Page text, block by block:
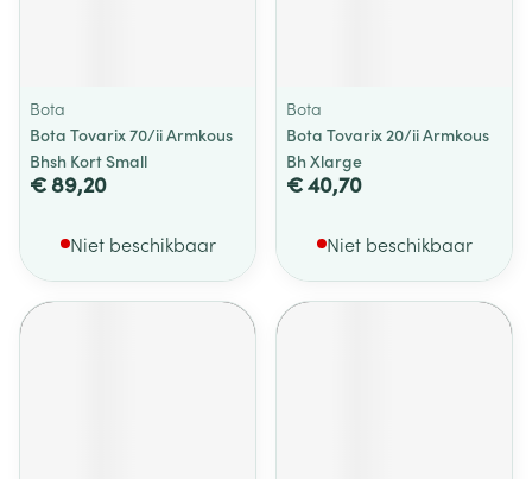
Bota
Bota Tovarix 70/ii Armkous
Bhsh Kort Small
€ 89,20
Niet beschikbaar
Bota
Bota Tovarix 20/ii Armkous
Bh Xlarge
€ 40,70
Niet beschikbaar